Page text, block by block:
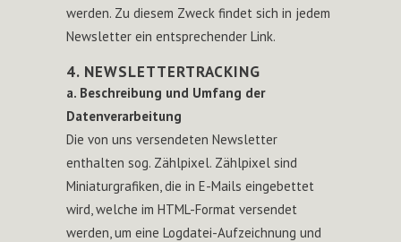
werden. Zu diesem Zweck findet sich in jedem
Newsletter ein entsprechender Link.
4. NEWSLETTERTRACKING
a. Beschreibung und Umfang der
Datenverarbeitung
Die von uns versendeten Newsletter
enthalten sog. Zählpixel. Zählpixel sind
Miniaturgrafiken, die in E-Mails eingebettet
wird, welche im HTML-Format versendet
werden, um eine Logdatei-Aufzeichnung und